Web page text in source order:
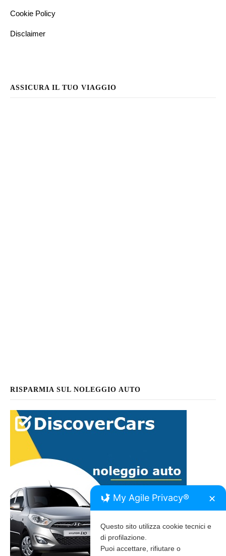
Cookie Policy
Disclaimer
ASSICURA IL TUO VIAGGIO
RISPARMIA SUL NOLEGGIO AUTO
My Agile Privacy® ✕
Questo sito utilizza cookie tecnici e
di profilazione.
Puoi accettare, rifiutare o